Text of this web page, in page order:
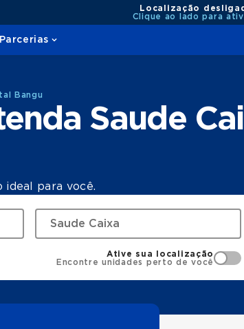
Localização
Clique ao lado para
Parcerias
Bangu
Saude
ideal para você.
Ative sua localização
Encontre unidades perto de você